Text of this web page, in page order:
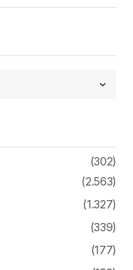
(177)
(34)
(59)
(1)
(866)
(141)
(21)
(213)